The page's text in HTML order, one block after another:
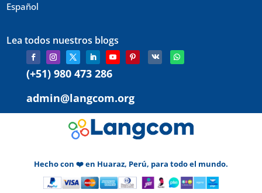
Español
Lea todos nuestros blogs
(+51) 980 473 286
admin@langcom.org
Hecho con ❤️ en Huaraz, Perú, para todo el mundo.